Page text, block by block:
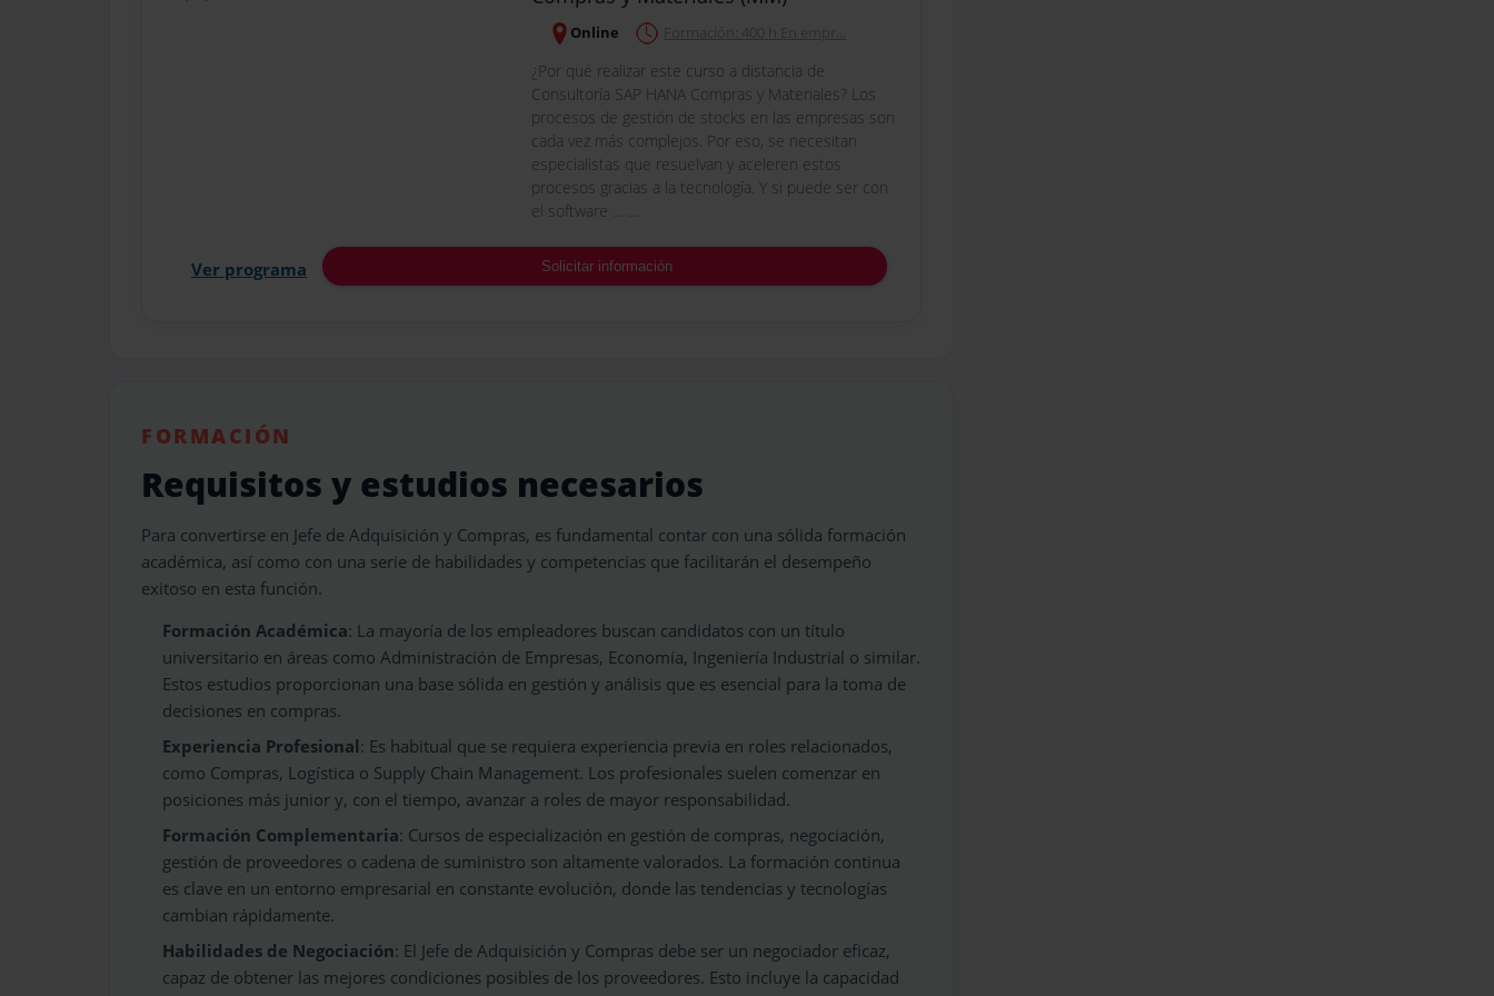
Online
¿Por qué realizar este curso a distancia de
Consultoría SAP HANA Compras y Materiales? Los
procesos de gestión de stocks en las empresas son
cada vez más complejos. Por eso, se necesitan
especialistas que resuelvan y aceleren estos
procesos gracias a la tecnología. Y si puede ser con
el software ... ....
Ver programa Solicitar información
FORMACIÓN
Requisitos y estudios necesarios
Para convertirse en Jefe de Adquisición y Compras, es fundamental contar con una sólida formación
académica, así como con una serie de habilidades y competencias que facilitarán el desempeño
exitoso en esta función.
Formación Académica: La mayoría de los empleadores buscan candidatos con un título
universitario en áreas como Administración de Empresas, Economía, Ingeniería Industrial o similar.
Estos estudios proporcionan una base sólida en gestión y análisis que es esencial para la toma de
decisiones en compras.
Experiencia Profesional: Es habitual que se requiera experiencia previa en roles relacionados,
como Compras, Logística o Supply Chain Management. Los profesionales suelen comenzar en
posiciones más junior y, con el tiempo, avanzar a roles de mayor responsabilidad.
Formación Complementaria: Cursos de especialización en gestión de compras, negociación,
gestión de proveedores o cadena de suministro son altamente valorados. La formación continua
es clave en un entorno empresarial en constante evolución, donde las tendencias y tecnologías
cambian rápidamente.
Habilidades de Negociación: El Jefe de Adquisición y Compras debe ser un negociador eficaz,
capaz de obtener las mejores condiciones posibles de los proveedores. Esto incluye la capacidad